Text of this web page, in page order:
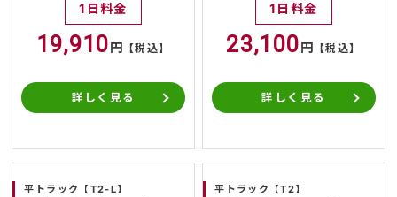
1日料金
19,910 円 【税込】
詳しく見る
1日料金
23,100 円 【税込】
詳しく見る
平トラック【T2-L】 平トラック【T2】